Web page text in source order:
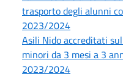
trasporto degli alunni
2023/2024
Asili Nido accreditati
minori da 3 mesi a 3
2023/2024